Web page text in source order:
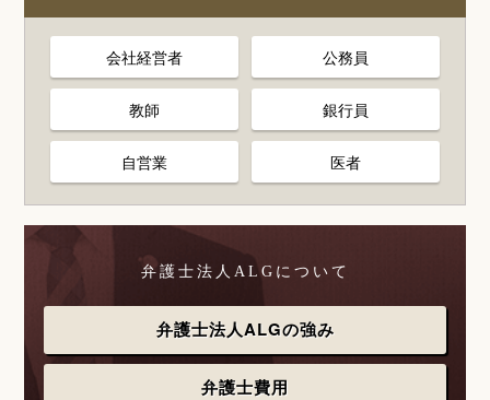
会社経営者 公務員
教師 銀行員
自営業 医者
弁護士法人ALGについて
弁護士法人ALGの強み
弁護士費用